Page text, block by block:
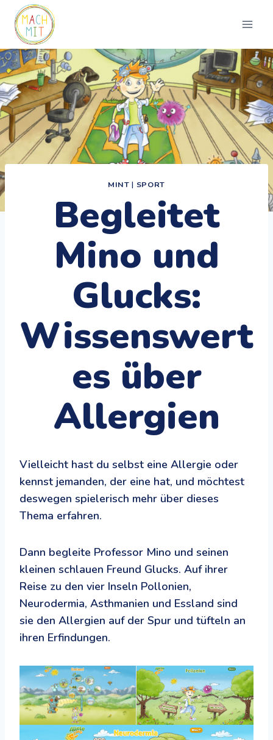
Zum
Inhalt
springen
MINT | SPORT
Begleitet
Mino und
Glucks:
Wissenswert
es über
Allergien
Vielleicht hast du selbst eine Allergie oder
kennst jemanden, der eine hat, und möchtest
deswegen spielerisch mehr über dieses
Thema erfahren.
Dann begleite Professor Mino und seinen
kleinen schlauen Freund Glucks. Auf ihrer
Reise zu den vier Inseln Pollonien,
Neurodermia, Asthmanien und Essland sind
sie den Allergien auf der Spur und tüfteln an
ihren Erfindungen.